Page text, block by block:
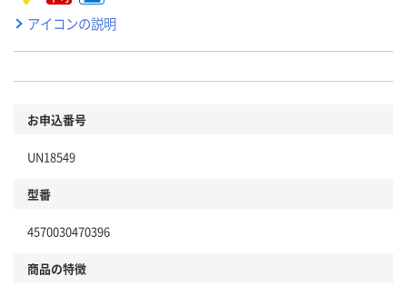
アイコンの説明
お申込番号
UN18549
型番
4570030470396
商品の特徴